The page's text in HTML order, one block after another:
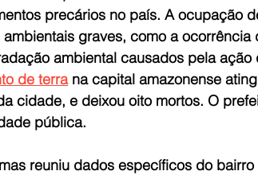
precários no país. A ocupação
graves, como a ocorrência
ambiental causados pela ação
de terra na capital amazonense
cidade, e deixou oito mortos. O
pública.
reuniu dados específicos do